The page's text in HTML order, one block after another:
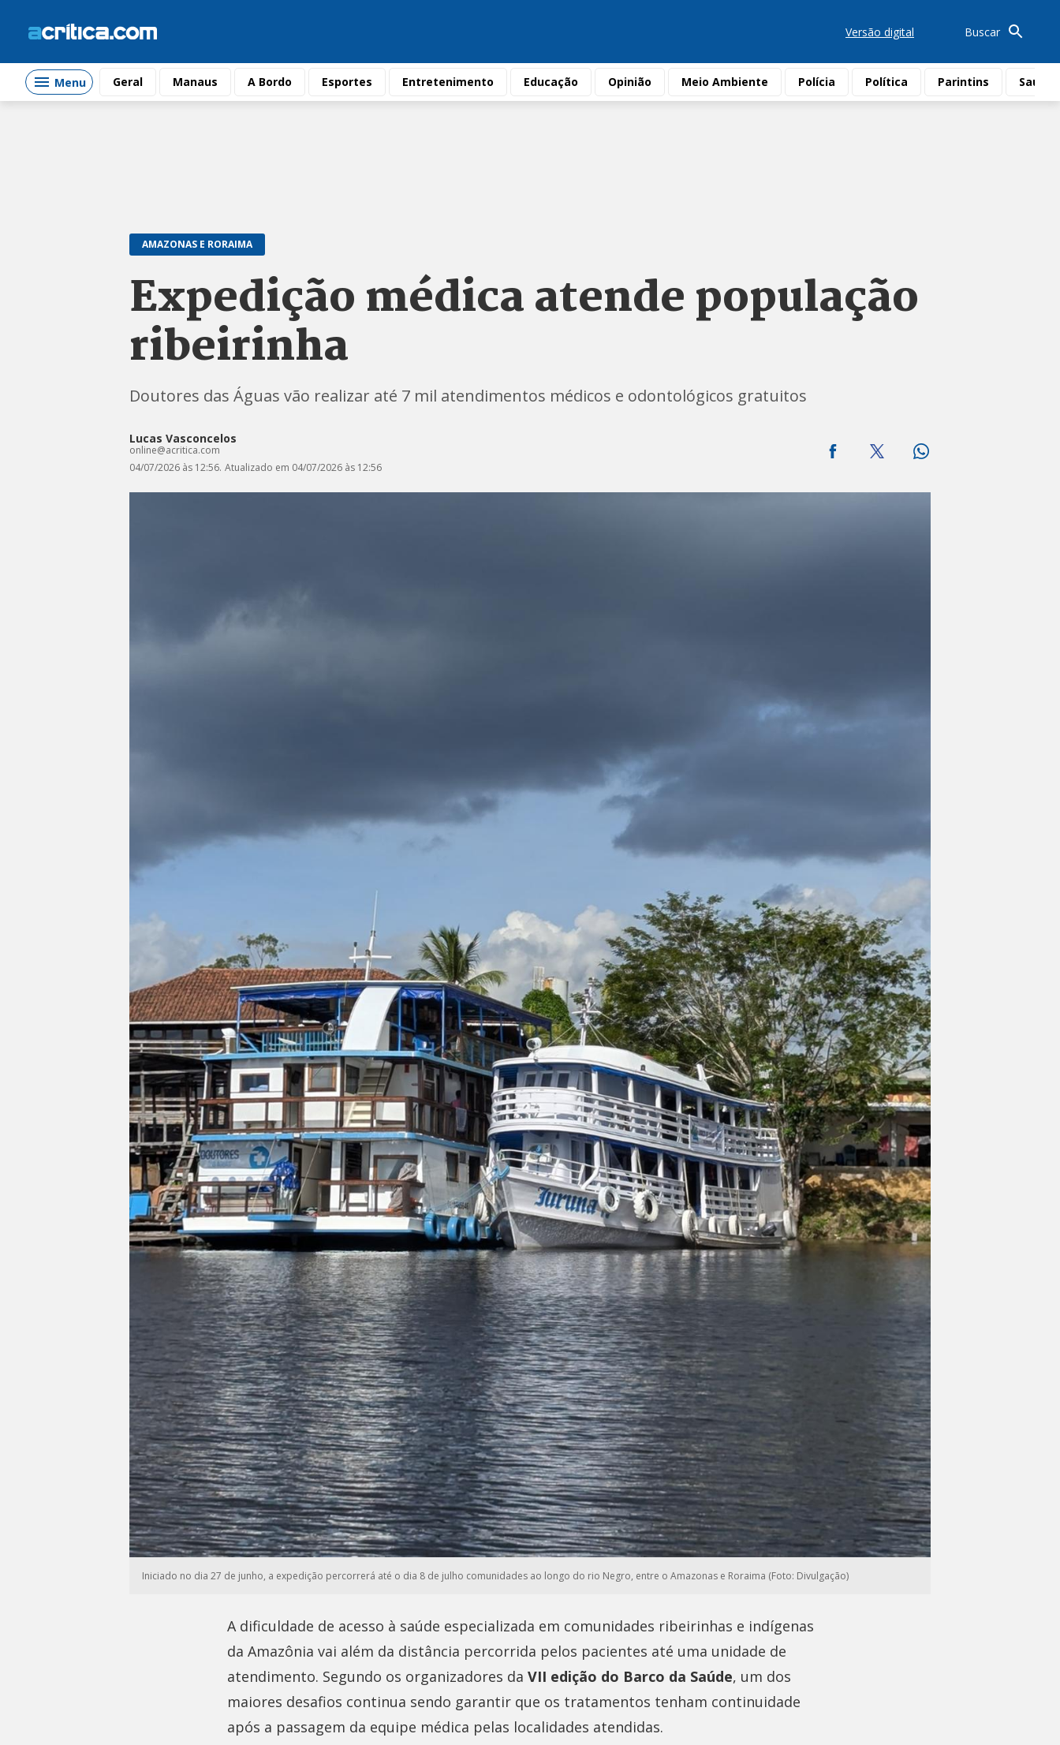
Versão digital Buscar
Menu Geral Manaus A Bordo Esportes Entretenimento Educação Opinião Meio Ambiente Polícia Política Parintins Saúde
AMAZONAS E RORAIMA
Expedição médica atende população
ribeirinha
Doutores das Águas vão realizar até 7 mil atendimentos médicos e odontológicos gratuitos
Lucas Vasconcelos
online@acritica.com
04/07/2026 às 12:56. Atualizado em 04/07/2026 às 12:56
Iniciado no dia 27 de junho, a expedição percorrerá até o dia 8 de julho comunidades ao longo do rio Negro, entre o Amazonas e Roraima (Foto: Divulgação)
A dificuldade de acesso à saúde especializada em comunidades ribeirinhas e indígenas
da Amazônia vai além da distância percorrida pelos pacientes até uma unidade de
atendimento. Segundo os organizadores da VII edição do Barco da Saúde, um dos
maiores desafios continua sendo garantir que os tratamentos tenham continuidade
após a passagem da equipe médica pelas localidades atendidas.